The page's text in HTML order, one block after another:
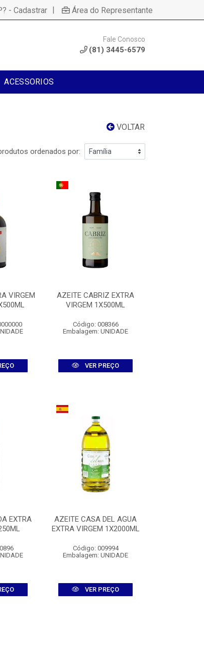
- Cadastrar | Área do Representante
Fale Conosco
(81) 3445-6579
ACESSORIOS
VOLTAR
ordenados por:
VIRGEM
AZEITE CABRIZ EXTRA
VIRGEM 1X500ML
Código: 008366
Embalagem: UNIDADE
VER PREÇO
EXTRA
AZEITE CASA DEL AGUA
EXTRA VIRGEM 1X2000ML
Código: 009994
Embalagem: UNIDADE
VER PREÇO